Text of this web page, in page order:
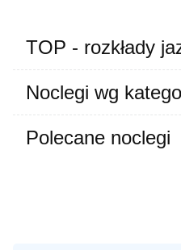
TOP - rozkłady
Noclegi wg
Polecane noclegi